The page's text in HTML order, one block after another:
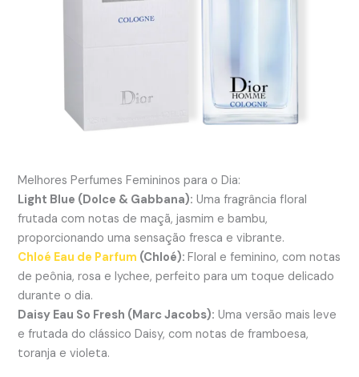
Melhores Perfumes Femininos para o Dia:
Light Blue (Dolce & Gabbana): Uma fragrância floral
frutada com notas de maçã, jasmim e bambu,
proporcionando uma sensação fresca e vibrante.
Chloé Eau de Parfum (Chloé):Floral e feminino, com notas
de peônia, rosa e lychee, perfeito para um toque delicado
durante o dia.
Daisy Eau So Fresh (Marc Jacobs): Uma versão mais leve
e frutada do clássico Daisy, com notas de framboesa,
toranja e violeta.